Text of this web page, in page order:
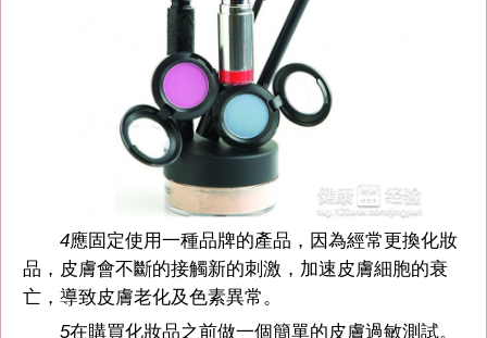
4應固定使用一種品牌的產品，因為經常更換化妝
品，皮膚會不斷的接觸新的刺激，加速皮膚細胞的衰
亡，導致皮膚老化及色素異常。
5在購買化妝品之前做一個簡單的皮膚過敏測試。